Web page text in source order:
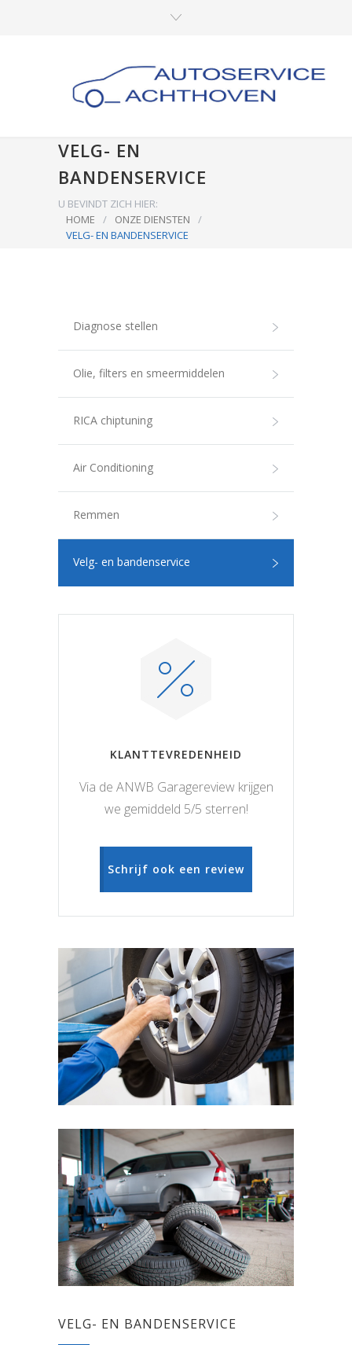
VELG- EN
BANDENSERVICE
U BEVINDT ZICH HIER:
HOME
/ ONZE DIENSTEN
/
VELG- EN BANDENSERVICE
Diagnose stellen
Olie, filters en smeermiddelen
RICA chiptuning
Air Conditioning
Remmen
Velg- en bandenservice
KLANTTEVREDENHEID
Via de ANWB Garagereview krijgen
we gemiddeld 5/5 sterren!
Schrijf ook een review
VELG- EN BANDENSERVICE